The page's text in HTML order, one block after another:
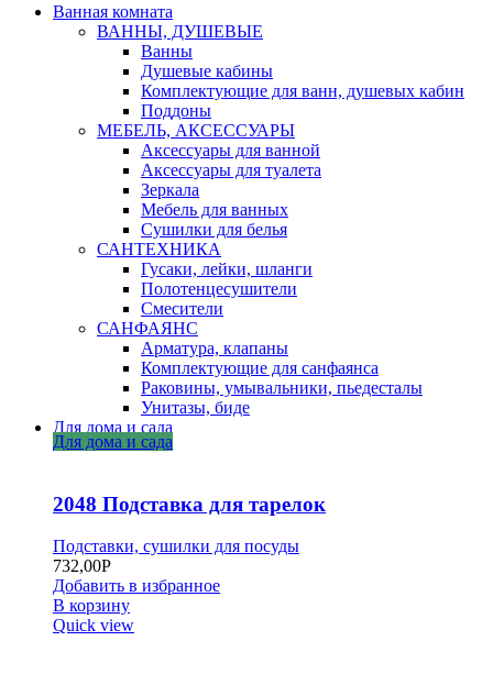
Ванная комната
ВАННЫ, ДУШЕВЫЕ
Ванны
Душевые кабины
Комплектующие для ванн, душевых кабин
Поддоны
МЕБЕЛЬ, АКСЕССУАРЫ
Аксессуары для ванной
Аксессуары для туалета
Зеркала
Мебель для ванных
Сушилки для белья
САНТЕХНИКА
Гусаки, лейки, шланги
Полотенцесушители
Смесители
САНФАЯНС
Арматура, клапаны
Комплектующие для санфаянса
Раковины, умывальники, пьедесталы
Унитазы, биде
Для дома и сада
Для дома и сада
2048 Подставка для тарелок
Подставки, сушилки для посуды
732,00Р
Добавить в избранное
В корзину
Quick view